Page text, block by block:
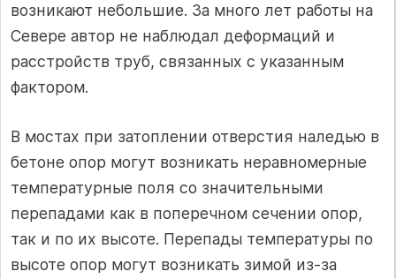
возникают небольшие. За много лет работы на
Севере автор не наблюдал деформаций и
расстройств труб, связанных с указанным
фактором.
В мостах при затоплении отверстия наледью в
бетоне опор могут возникать неравномерные
температурные поля со значительными
перепадами как в поперечном сечении опор,
так и по их высоте. Перепады температуры по
высоте опор могут возникать зимой из-за